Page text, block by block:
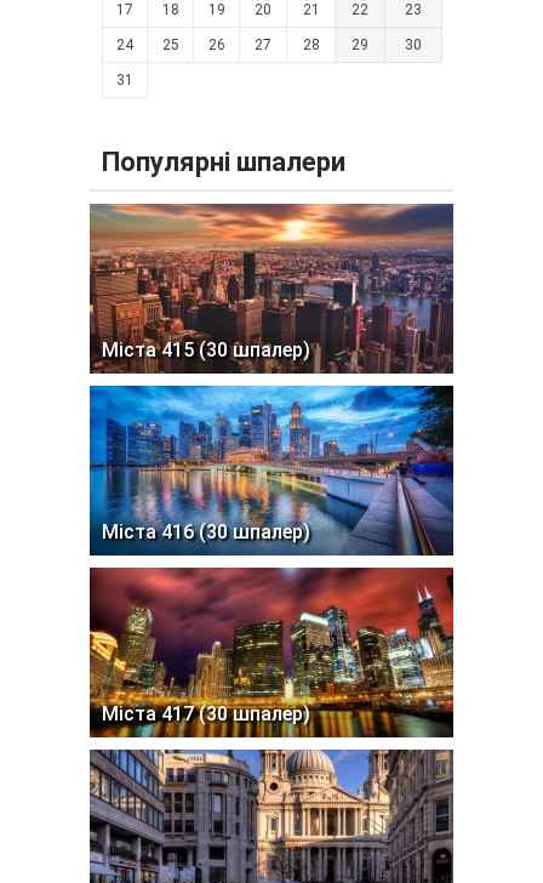
17 18 19 20 21 22 23
24 25 26 27 28 29 30
31
Популярні шпалери
Міста 415 (30 шпалер)
Міста 416 (30 шпалер)
Міста 417 (30 шпалер)